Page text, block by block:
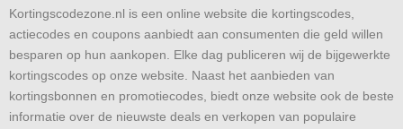
Kortingscodezone.nl is een online website die kortingscodes,
actiecodes en coupons aanbiedt aan consumenten die geld willen
besparen op hun aankopen. Elke dag publiceren wij de bijgewerkte
kortingscodes op onze website. Naast het aanbieden van
kortingsbonnen en promotiecodes, biedt onze website ook de beste
informatie over de nieuwste deals en verkopen van populaire